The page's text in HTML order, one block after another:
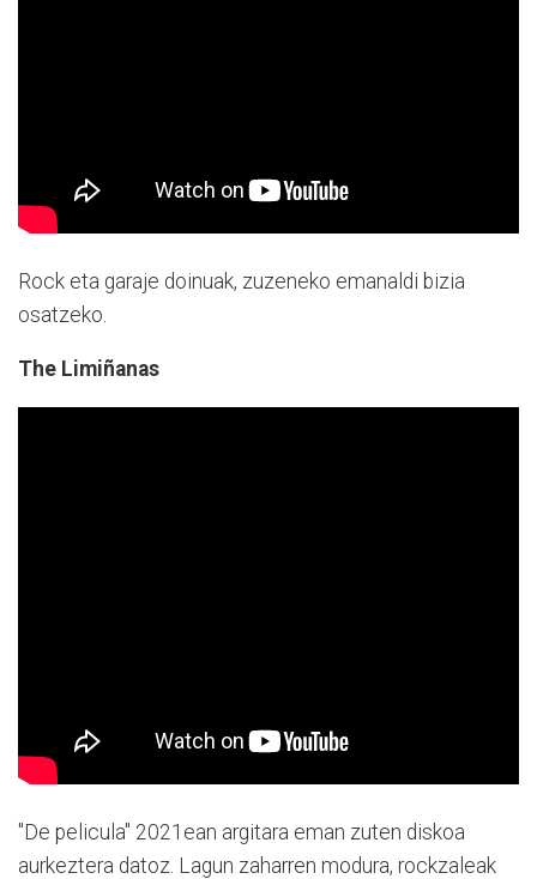
Rock eta garaje doinuak, zuzeneko emanaldi bizia
osatzeko.
The Limiñanas
"De pelicula" 2021ean argitara eman zuten diskoa
aurkeztera datoz. Lagun zaharren modura, rockzaleak